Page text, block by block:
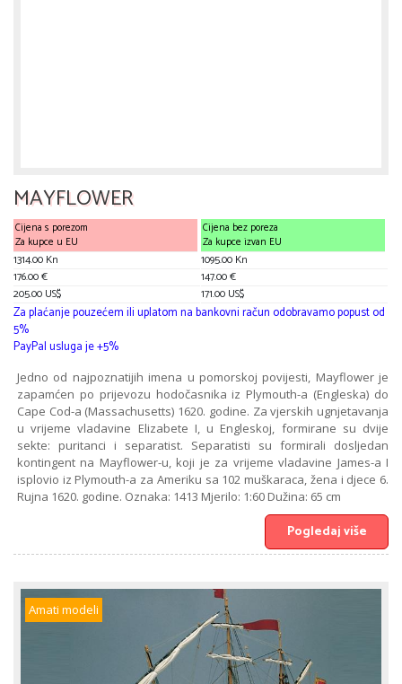
MAYFLOWER
Cijena s porezom
Za kupce u EU
1314.00 Kn
176.00 €
205.00 US$
Cijena bez poreza
Za kupce izvan EU
1095.00 Kn
147.00 €
171.00 US$
Za plaćanje pouzećem ili uplatom na bankovni račun odobravamo popust od
5%
PayPal usluga je +5%
Jedno od najpoznatijih imena u pomorskoj povijesti, Mayflower je
zapamćen po prijevozu hodočasnika iz Plymouth-a (Engleska) do
Cape Cod-a (Massachusetts) 1620. godine. Za vjerskih ugnjetavanja
u vrijeme vladavine Elizabete I, u Engleskoj, formirane su dvije
sekte: puritanci i separatist. Separatisti su formirali dosljedan
kontingent na Mayflower-u, koji je za vrijeme vladavine James-a I
isplovio iz Plymouth-a za Ameriku sa 102 muškaraca, žena i djece 6.
Rujna 1620. godine. Oznaka: 1413 Mjerilo: 1:60 Dužina: 65 cm
Pogledaj više
Amati modeli